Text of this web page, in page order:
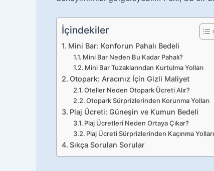
İçindekiler
Mini Bar: Konforun Pahalı Bedeli
Mini Bar Neden Bu Kadar Pahalı?
Mini Bar Tuzaklarından Kurtulma Yolları
Otopark: Aracınız İçin Gizli Maliyet
Oteller Neden Otopark Ücreti Alır?
Otopark Sürprizlerinden Korunma Yolları
Plaj Ücreti: Güneşin ve Kumun Bedeli
Plaj Ücretleri Neden Ortaya Çıkar?
Plaj Ücreti Sürprizlerinden Kaçınma Yolları
Sıkça Sorulan Sorular